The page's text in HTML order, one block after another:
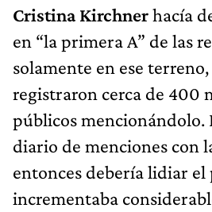
Cristina Kirchnerhacía
en “la primera A” de las
solamente en ese terreno,
registraron cerca de 400
públicos mencionándolo.
diario de menciones con
entonces debería lidiar el
incrementaba